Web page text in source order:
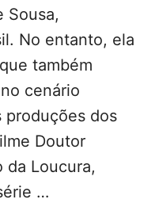
Sousa,
No entanto, ela
também
cenário
produções dos
Doutor
da Loucura,
…